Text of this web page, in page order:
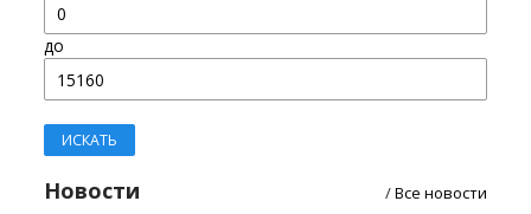
до
Новости /Все новости